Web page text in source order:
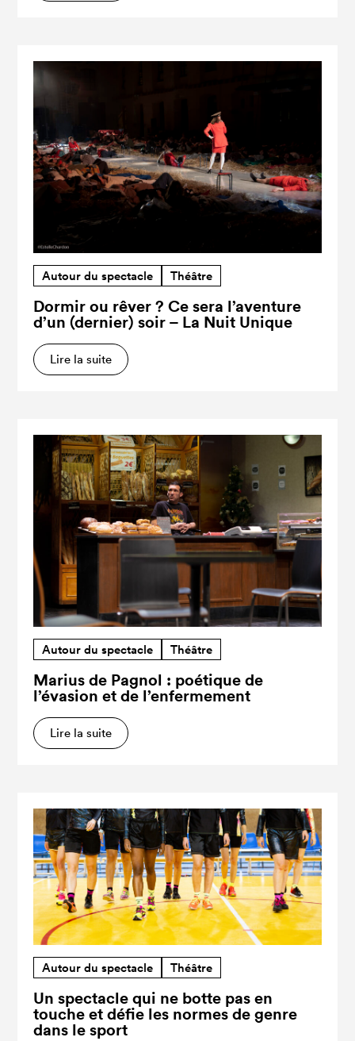
Autour du spectacle Théâtre
Dormir ou rêver ? Ce sera l’aventure
d’un (dernier) soir – La Nuit Unique
Lire la suite
Autour du spectacle Théâtre
Marius de Pagnol : poétique de
l’évasion et de l’enfermement
Lire la suite
Autour du spectacle Théâtre
Un spectacle qui ne botte pas en
touche et défie les normes de genre
dans le sport